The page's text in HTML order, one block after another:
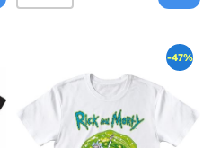
-47%